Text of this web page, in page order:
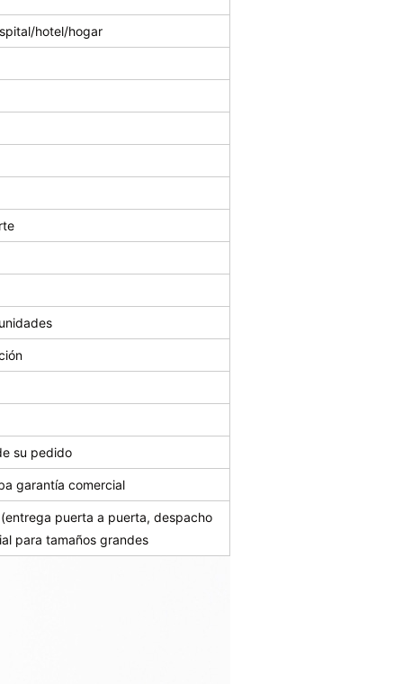
hotel/hogar
su pedido
garantía comercial
(entrega puerta a puerta, despacho
para tamaños grandes